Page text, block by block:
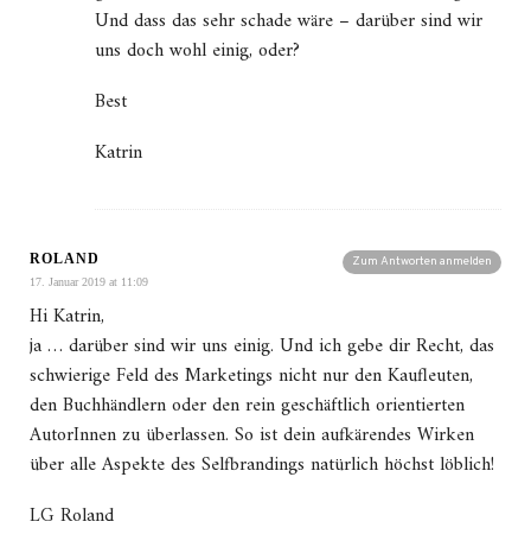
Und dass das sehr schade wäre – darüber sind wir
uns doch wohl einig, oder?
Best
Katrin
Zum Antworten anmelden
ROLAND
17. Januar 2019 at 11:09
Hi Katrin,
ja … darüber sind wir uns einig. Und ich gebe dir Recht, das
schwierige Feld des Marketings nicht nur den Kaufleuten,
den Buchhändlern oder den rein geschäftlich orientierten
AutorInnen zu überlassen. So ist dein aufkärendes Wirken
über alle Aspekte des Selfbrandings natürlich höchst löblich!
LG Roland